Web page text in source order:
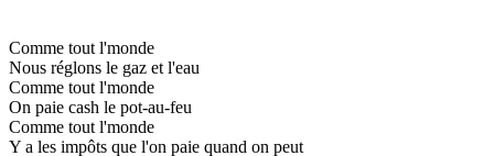
Comme tout l'monde
Nous réglons le gaz et l'eau
Comme tout l'monde
On paie cash le pot-au-feu
Comme tout l'monde
Y a les impôts que l'on paie quand on peut